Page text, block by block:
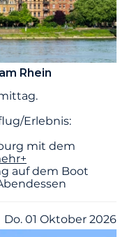
Rhein
Erlebnis:
mit dem
auf dem Boot
Do. 01 Oktober 2026